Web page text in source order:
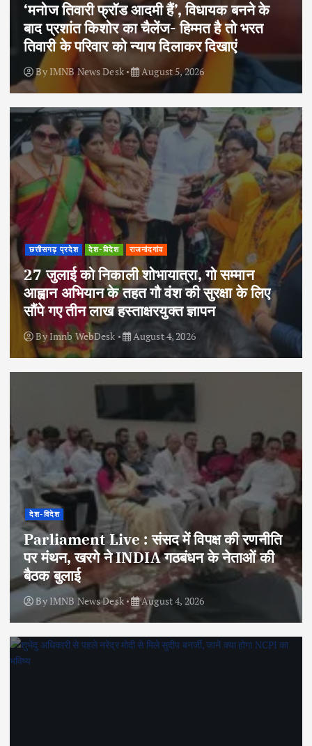
‘मनोज तिवारी फ्रॉड आदमी हैं’, विधायक बनने के
बाद प्रशांत किशोर का चैलेंज- हिम्मत है तो भरत
तिवारी के परिवार को न्याय दिलाकर दिखाएं
By IMNB News Desk August 5, 2026
छत्तीसगढ़ प्रदेश देश-विदेश राजनांदगांव
27 जुलाई को निकाली शोभायात्रा, गो सम्मान
आह्वान अभियान के तहत गौ वंश की सुरक्षा के लिए
सौंपे गए तीन लाख हस्ताक्षरयुक्त ज्ञापन
ByImnb WebDesk August 4, 2026
देश-विदेश
Parliament Live : संसद में विपक्ष की रणनीति
पर मंथन, खरगे ने INDIA गठबंधन के नेताओं की
बैठक बुलाई
ByIMNB News Desk August 4, 2026